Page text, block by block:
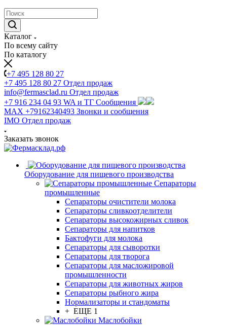
Каталог
По всему сайту
По каталогу
+7 495 128 80 27
+7 495 128 80 27 Отдел продаж
info@fermasclad.ru Отдел продаж
+7 916 234 04 93 WA и ТГ Сообщения
MAX +79162340493 Звонки и сообщения
IMO Отдел продаж
Заказать звонок
Оборудование для пищевого производства
Сепараторы
промышленные
Сепараторы очистители молока
Сепараторы сливкоотделители
Сепараторы высокожирных сливок
Сепараторы для напитков
Бактофуги для молока
Сепараторы для сыворотки
Сепараторы для творога
Сепараторы для масложировой
промышленности
Сепараторы для животных жиров
Сепараторы рыбного жира
Нормализаторы и стандоматы
+ ЕЩЕ 1
Маслобойки